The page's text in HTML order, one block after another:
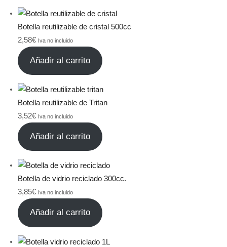
Botella reutilizable de cristal 500cc
2,58€ Iva no incluido
Añadir al carrito
Botella reutilizable de Tritan
3,52€ Iva no incluido
Añadir al carrito
Botella de vidrio reciclado 300cc.
3,85€ Iva no incluido
Añadir al carrito